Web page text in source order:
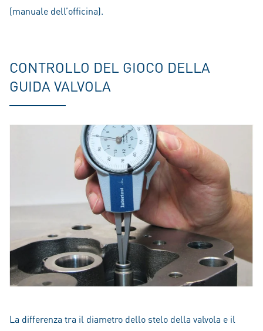
(manuale dell’officina).
CONTROLLO DEL GIOCO DELLA
GUIDA VALVOLA
La differenza tra il diametro dello stelo della valvola e il